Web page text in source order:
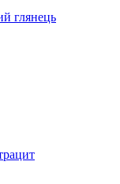
глянець